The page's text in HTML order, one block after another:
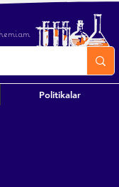
Politikalar